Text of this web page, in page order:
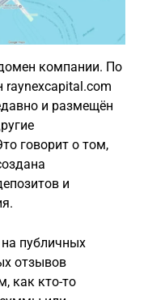
компании. По
и размещён
говорит о том,
и
на публичных
отзывов
как кто-то